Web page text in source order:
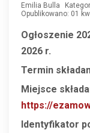
Emilia Bulla
Opublikowano: 01
Ogłoszenie
2026 r.
Termin
Miejsce
https://
Identyfikator